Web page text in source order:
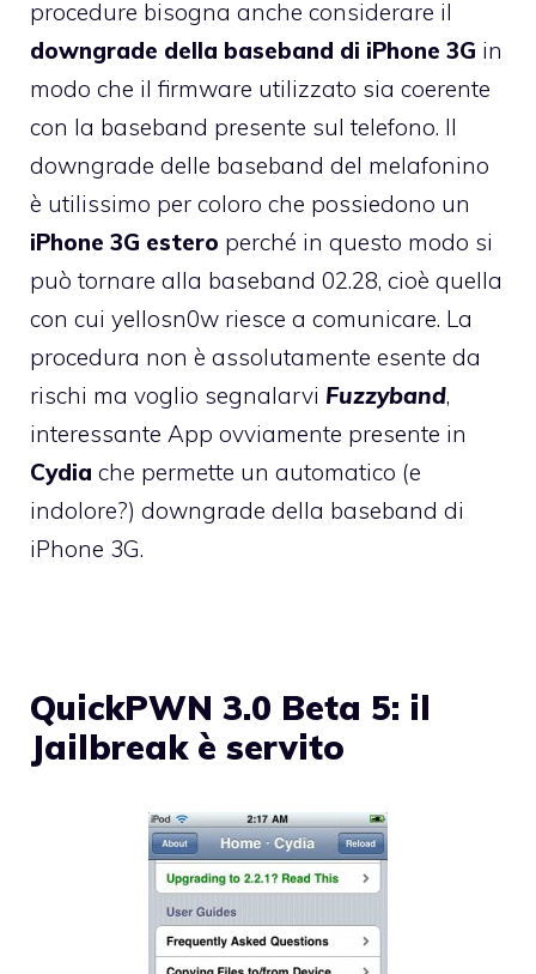
procedure bisogna anche considerare il
downgrade della baseband di iPhone 3G in
modo che il firmware utilizzato sia coerente
con la baseband presente sul telefono. Il
downgrade delle baseband del melafonino
è utilissimo per coloro che possiedono un
iPhone 3G estero perché in questo modo si
può tornare alla baseband 02.28, cioè quella
con cui yellosn0w riesce a comunicare. La
procedura non è assolutamente esente da
rischi ma voglio segnalarvi Fuzzyband,
interessante App ovviamente presente in
Cydia che permette un automatico (e
indolore?) downgrade della baseband di
iPhone 3G.
QuickPWN 3.0 Beta 5: il
Jailbreak è servito